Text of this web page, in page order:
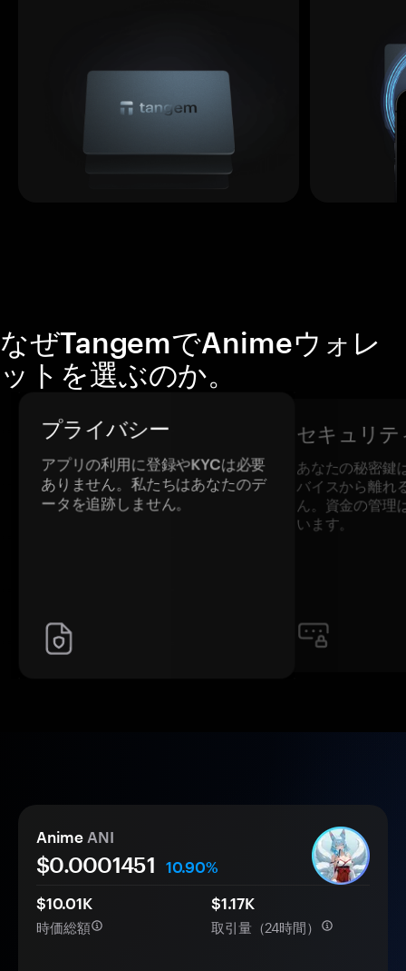
なぜTangemでAnimeウォレ
ットを選ぶのか。
プライバシー
アプリの利用に登録やKYCは必要
ありません。私たちはあなたのデ
ータを追跡しません。
セキュリテ
あなたの秘密鍵
バイスから離れ
ん。資金の管理
います。
Anime ANI
$0.0001451
10.90%
$10.01K
時価総額
$1.17K
取引量（24時間）